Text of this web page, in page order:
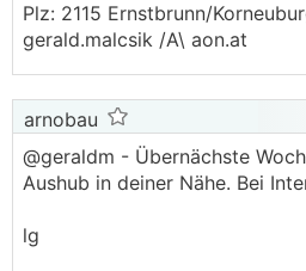
Plz: 2115 Ernstbrunn/
gerald.malcsik /A\ aon.at
arnobau
@geraldm - Übernächste
Aushub in deiner Nähe. Bei
lg